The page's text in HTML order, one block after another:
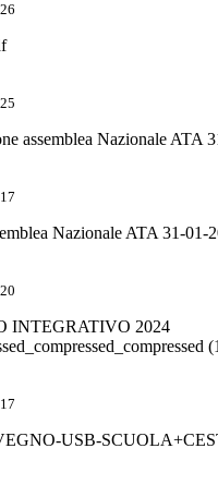
assemblea Nazionale ATA
Nazionale ATA 31-01-
INTEGRATIVO 2024
USB-